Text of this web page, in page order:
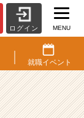
ログイン MENU
就職イベント